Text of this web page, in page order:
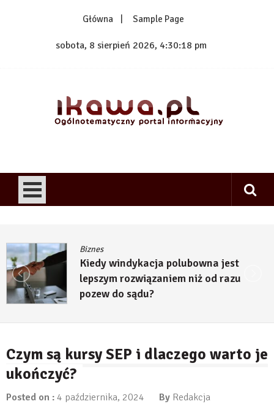
Główna Sample Page
sobota, 8 sierpień 2026, 4:30:19 pm
jest
razu
Kiedy budowa inwestycji
decyzji środowiskowej?
Czym są kursy SEP i dlaczego warto je
ukończyć?
Posted on : 4 października, 2024 By Redakcja